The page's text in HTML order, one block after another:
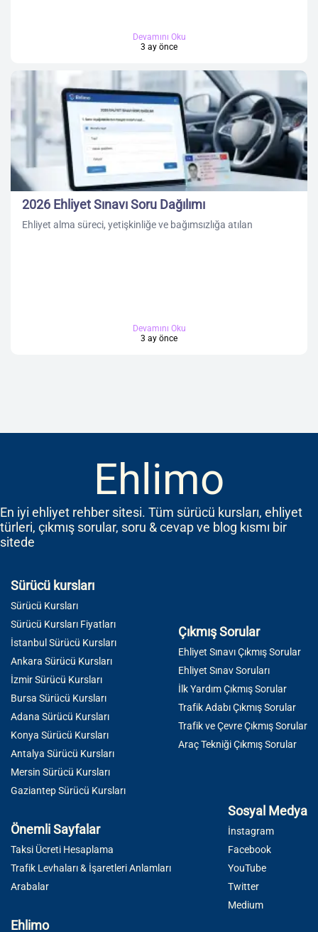
Devamını Oku
3 ay önce
2026 Ehliyet Sınavı Soru Dağılımı
Ehliyet alma süreci, yetişkinliğe ve bağımsızlığa atılan
Devamını Oku
3 ay önce
Ehlimo
En iyi ehliyet rehber sitesi. Tüm sürücü kursları, ehliyet
türleri, çıkmış sorular, soru & cevap ve blog kısmı bir
sitede
Sürücü kursları
Sürücü Kursları
Sürücü Kursları Fiyatları
İstanbul Sürücü Kursları
Ankara Sürücü Kursları
İzmir Sürücü Kursları
Bursa Sürücü Kursları
Adana Sürücü Kursları
Konya Sürücü Kursları
Antalya Sürücü Kursları
Mersin Sürücü Kursları
Gaziantep Sürücü Kursları
Çıkmış Sorular
Ehliyet Sınavı Çıkmış Sorular
Ehliyet Sınav Soruları
İlk Yardım Çıkmış Sorular
Trafik Adabı Çıkmış Sorular
Trafik ve Çevre Çıkmış Sorular
Araç Tekniği Çıkmış Sorular
Önemli Sayfalar
Taksi Ücreti Hesaplama
Trafik Levhaları & İşaretleri Anlamları
Arabalar
Sosyal Medya
İnstagram
Facebook
YouTube
Twitter
Medium
Ehlimo